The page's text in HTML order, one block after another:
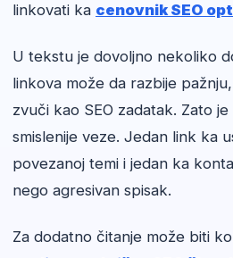
linkovati ka cenovnik SEO
U tekstu je dovoljno nekoliko
linkova može da razbije
zvuči kao SEO zadatak. Zato
smislenije veze. Jedan link ka
povezanoj temi i jedan ka
nego agresivan spisak.
Za dodatno čitanje može biti